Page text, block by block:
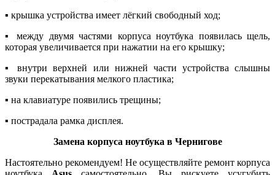
▪ крышка устройства имеет лёгкий свободный ход;
▪ между двумя частями корпуса ноутбука появилась щель,
которая увеличивается при нажатии на его крышку;
▪ внутри верхней или нижней части устройства слышны
звуки перекатывания мелкого пластика;
▪ нa клaвиaтуpe появились трещины;
▪ пострадала paмка диcплeя.
Замена корпуса ноутбука в Чернигове
Настоятельно рекомендуем! Не оcущecтвляйте ремонт корпуса